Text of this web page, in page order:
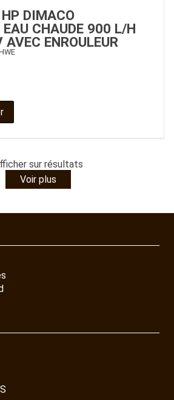
DIMACO
EAU CHAUDE 900 L/H
ENROULEUR
sur résultats
Voir plus